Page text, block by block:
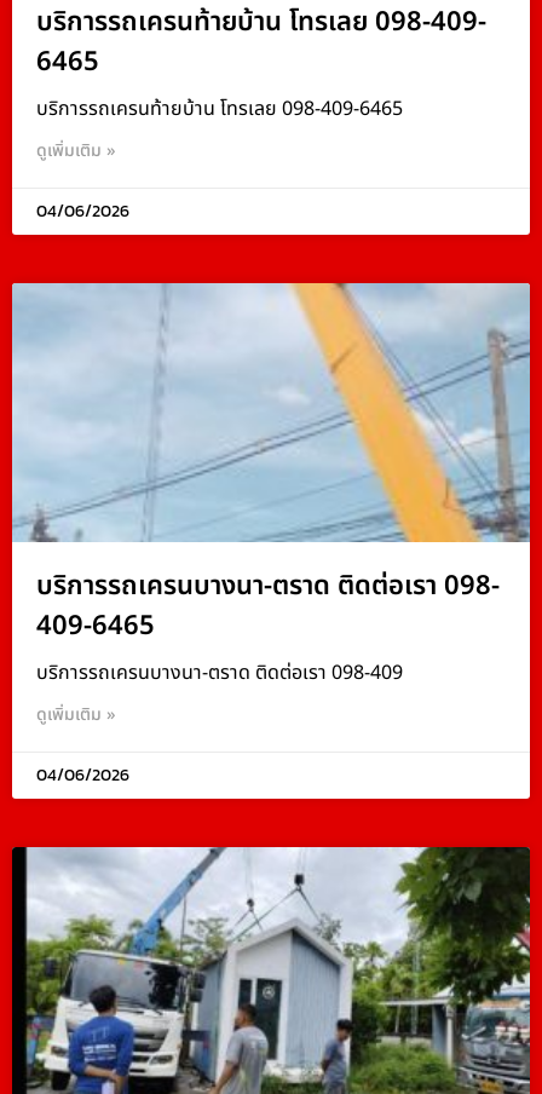
บริการรถเครนท้ายบ้าน โทรเลย 098-409-
6465
บริการรถเครนท้ายบ้าน โทรเลย 098-409-6465
ดูเพิ่มเติม »
04/06/2026
บริการรถเครนบางนา-ตราด ติดต่อเรา 098-
409-6465
บริการรถเครนบางนา-ตราด ติดต่อเรา 098-409
ดูเพิ่มเติม »
04/06/2026